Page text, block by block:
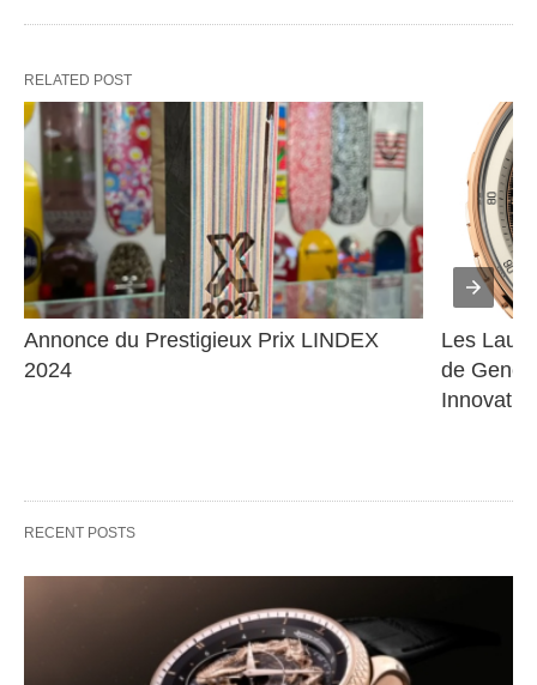
RELATED POST
Annonce du Prestigieux Prix LINDEX
2024
Les
de
RECENT POSTS